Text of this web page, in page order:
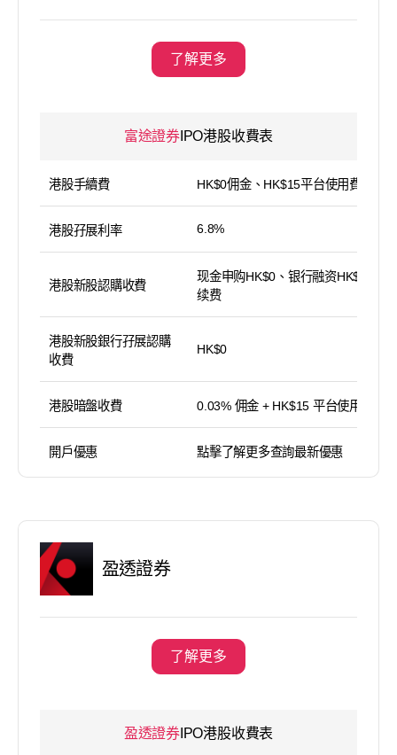
了解更多
富途證券IPO港股收費表
港股手續費 HK$0佣金、HK$15平台使用費
港股孖展利率 6.8%
港股新股認購收費
现金申购HK$0、银行融资HK$100手
续费
港股新股銀行孖展認購
收費
HK$0
港股暗盤收費 0.03% 佣金 + HK$15 平台使用費
開戶優惠 點擊了解更多查詢最新優惠
盈透證券
了解更多
盈透證券IPO港股收費表